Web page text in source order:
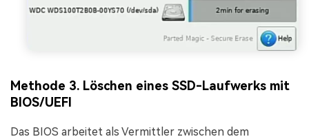
Methode 3. Löschen eines SSD-Laufwerks mit
BIOS/UEFI
Das BIOS arbeitet als Vermittler zwischen dem